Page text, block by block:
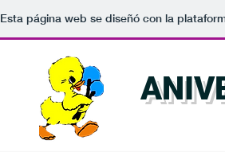
Esta página web se diseñó con la